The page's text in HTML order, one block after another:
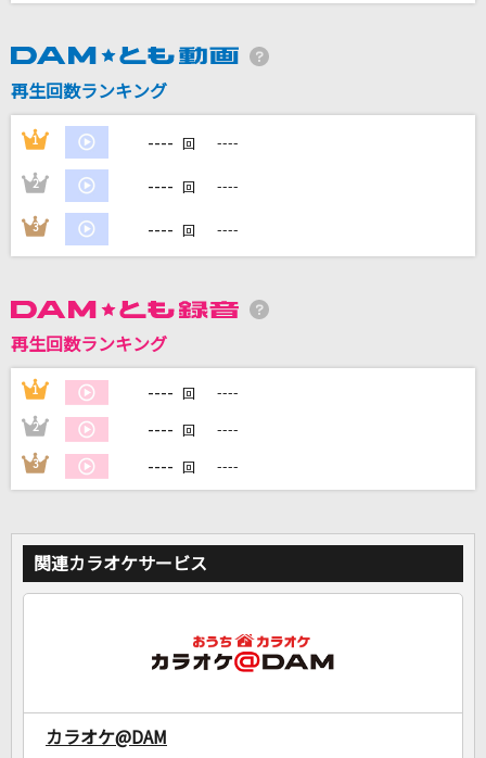
欅坂46
カラオケ最新情報をチェック！
再生回数ランキング
1 ---- 回 ----
2 ---- 回 ----
3 ---- 回 ----
再生回数ランキング
1 ---- 回 ----
2 ---- 回 ----
3 ---- 回 ----
関連カラオケサービス
カラオケ@DAM